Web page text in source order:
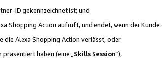
ID gekennzeichnet ist; und
Shopping Action aufruft, und endet, wenn der Kunde
die Alexa Shopping Action verlässt, oder
haben (eine „ Skills Session“),